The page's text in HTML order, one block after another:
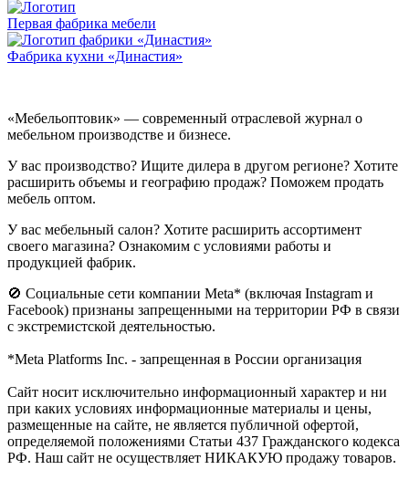
Первая фабрика мебели
Фабрика кухни «Династия»
«Мебельоптовик» — современный отраслевой журнал о
мебельном производстве и бизнесе.
У вас производство? Ищите дилера в другом регионе? Хотите
расширить объемы и географию продаж? Поможем продать
мебель оптом.
У вас мебельный салон? Хотите расширить ассортимент
своего магазина? Ознакомим с условиями работы и
продукцией фабрик.
🚫 Социальные сети компании Meta* (включая Instagram и
Facebook) признаны запрещенными на территории РФ в связи
с экстремистской деятельностью.
*Meta Platforms Inc. - запрещенная в России организация
Cайт носит исключительно информационный характер и ни
при каких условиях информационные материалы и цены,
размещенные на сайте, не является публичной офертой,
определяемой положениями Статьи 437 Гражданского кодекса
РФ. Наш сайт не осуществляет НИКАКУЮ продажу товаров.